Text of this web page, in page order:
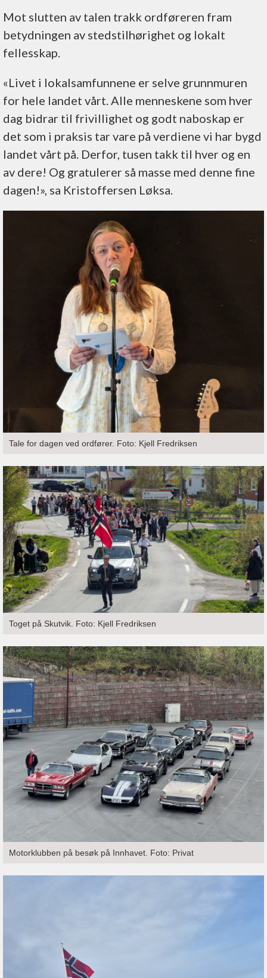
Mot slutten av talen trakk ordføreren fram
betydningen av stedstilhørighet og lokalt
fellesskap.
«Livet i lokalsamfunnene er selve grunnmuren
for hele landet vårt. Alle menneskene som hver
dag bidrar til frivillighet og godt naboskap er
det som i praksis tar vare på verdiene vi har bygd
landet vårt på. Derfor, tusen takk til hver og en
av dere! Og gratulerer så masse med denne fine
dagen!», sa Kristoffersen Løksa.
Tale for dagen ved ordfører. Foto: Kjell Fredriksen
Toget på Skutvik. Foto: Kjell Fredriksen
Motorklubben på besøk på Innhavet. Foto: Privat